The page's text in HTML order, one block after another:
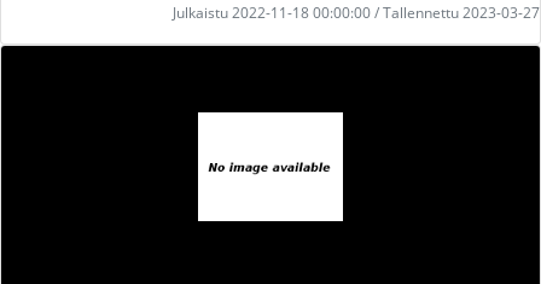
Julkaistu 2022-11-18 00:00:00 / Tallennettu 2023-03-27